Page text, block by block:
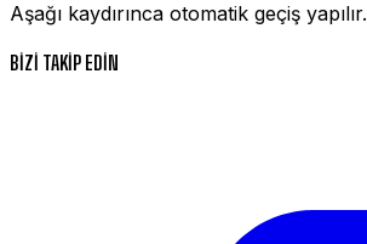
Aşağı kaydırınca otomatik geçiş yapılır.
BİZİ TAKİP EDİN